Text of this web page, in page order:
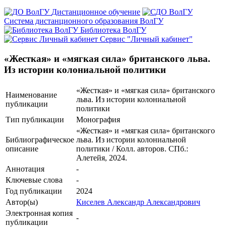
Дистанционное обучение
Система дистанционного образования ВолГУ
Библиотека ВолГУ
Сервис "Личный кабинет"
«Жесткая» и «мягкая сила» британского льва.
Из истории колониальной политики
Наименование
публикации
«Жесткая» и «мягкая сила» британского
льва. Из истории колониальной
политики
Тип публикации
Монография
Библиографическое
описание
«Жесткая» и «мягкая сила» британского
льва. Из истории колониальной
политики / Колл. авторов. СПб.:
Алетейя, 2024.
Аннотация
-
Ключевые cлова
-
Год публикации
2024
Автор(ы)
Киселев Александр Александрович
Электронная копия
публикации
-